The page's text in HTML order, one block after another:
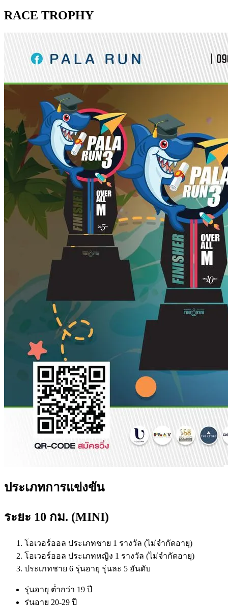
RACE TROPHY
ประเภทการแข่งขัน
ระยะ 10 กม. (MINI)
โอเวอร์ออล ประเภทชาย 1 รางวัล (ไม่จำกัดอายุ)
โอเวอร์ออล ประเภทหญิง 1 รางวัล (ไม่จำกัดอายุ)
ประเภทชาย 6 รุ่นอายุ รุ่นละ 5 อันดับ
รุ่นอายุ ต่ำกว่า 19 ปี
รุ่นอายุ 20-29 ปี